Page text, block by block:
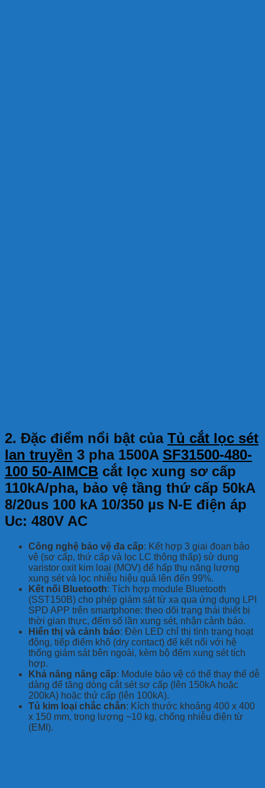
2. Đặc điểm nổi bật của Tủ cắt lọc sét
lan truyền 3 pha 1500A SF31500-480-
100 50-AIMCB cắt lọc xung sơ cấp
110kA/pha, bảo vệ tầng thứ cấp 50kA
8/20us 100 kA 10/350 µs N-E điện áp
Uc: 480V AC
Công nghệ bảo vệ đa cấp: Kết hợp 3 giai đoạn bảo
vệ (sơ cấp, thứ cấp và lọc LC thông thấp) sử dụng
varistor oxit kim loại (MOV) để hấp thụ năng lượng
xung sét và lọc nhiễu hiệu quả lên đến 99%.
Kết nối Bluetooth: Tích hợp module Bluetooth
(SST150B) cho phép giám sát từ xa qua ứng dụng LPI
SPD APP trên smartphone: theo dõi trạng thái thiết bị
thời gian thực, đếm số lần xung sét, nhận cảnh báo.
Hiển thị và cảnh báo: Đèn LED chỉ thị tình trạng hoạt
động, tiếp điểm khô (dry contact) để kết nối với hệ
thống giám sát bên ngoài, kèm bộ đếm xung sét tích
hợp.
Khả năng nâng cấp: Module bảo vệ có thể thay thế dễ
dàng để tăng dòng cắt sét sơ cấp (lên 150kA hoặc
200kA) hoặc thứ cấp (lên 100kA).
Tủ kim loại chắc chắn: Kích thước khoảng 400 x 400
x 150 mm, trọng lượng ~10 kg, chống nhiễu điện từ
(EMI).